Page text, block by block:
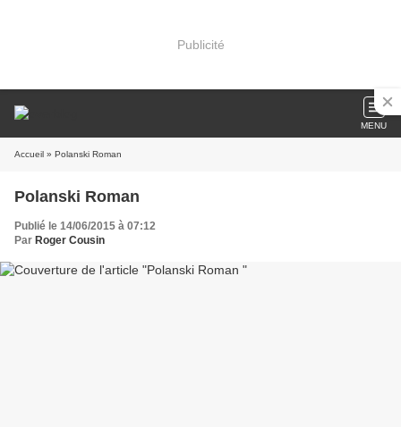
Publicité
MENU
Accueil » Polanski Roman
Polanski Roman
Publié le 14/06/2015 à 07:12
Par Roger Cousin